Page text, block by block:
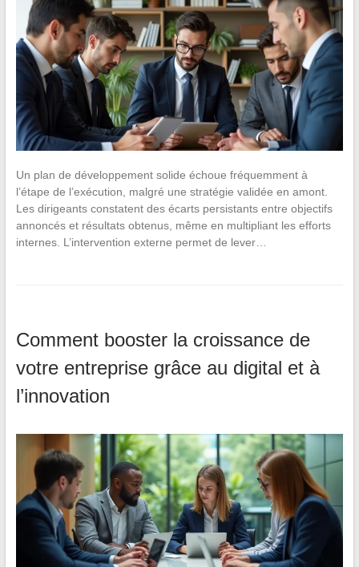
Un plan de développement solide échoue fréquemment à
l’étape de l’exécution, malgré une stratégie validée en amont.
Les dirigeants constatent des écarts persistants entre objectifs
annoncés et résultats obtenus, même en multipliant les efforts
internes. L’intervention externe permet de lever…
Comment booster la croissance de
votre entreprise grâce au digital et à
l’innovation